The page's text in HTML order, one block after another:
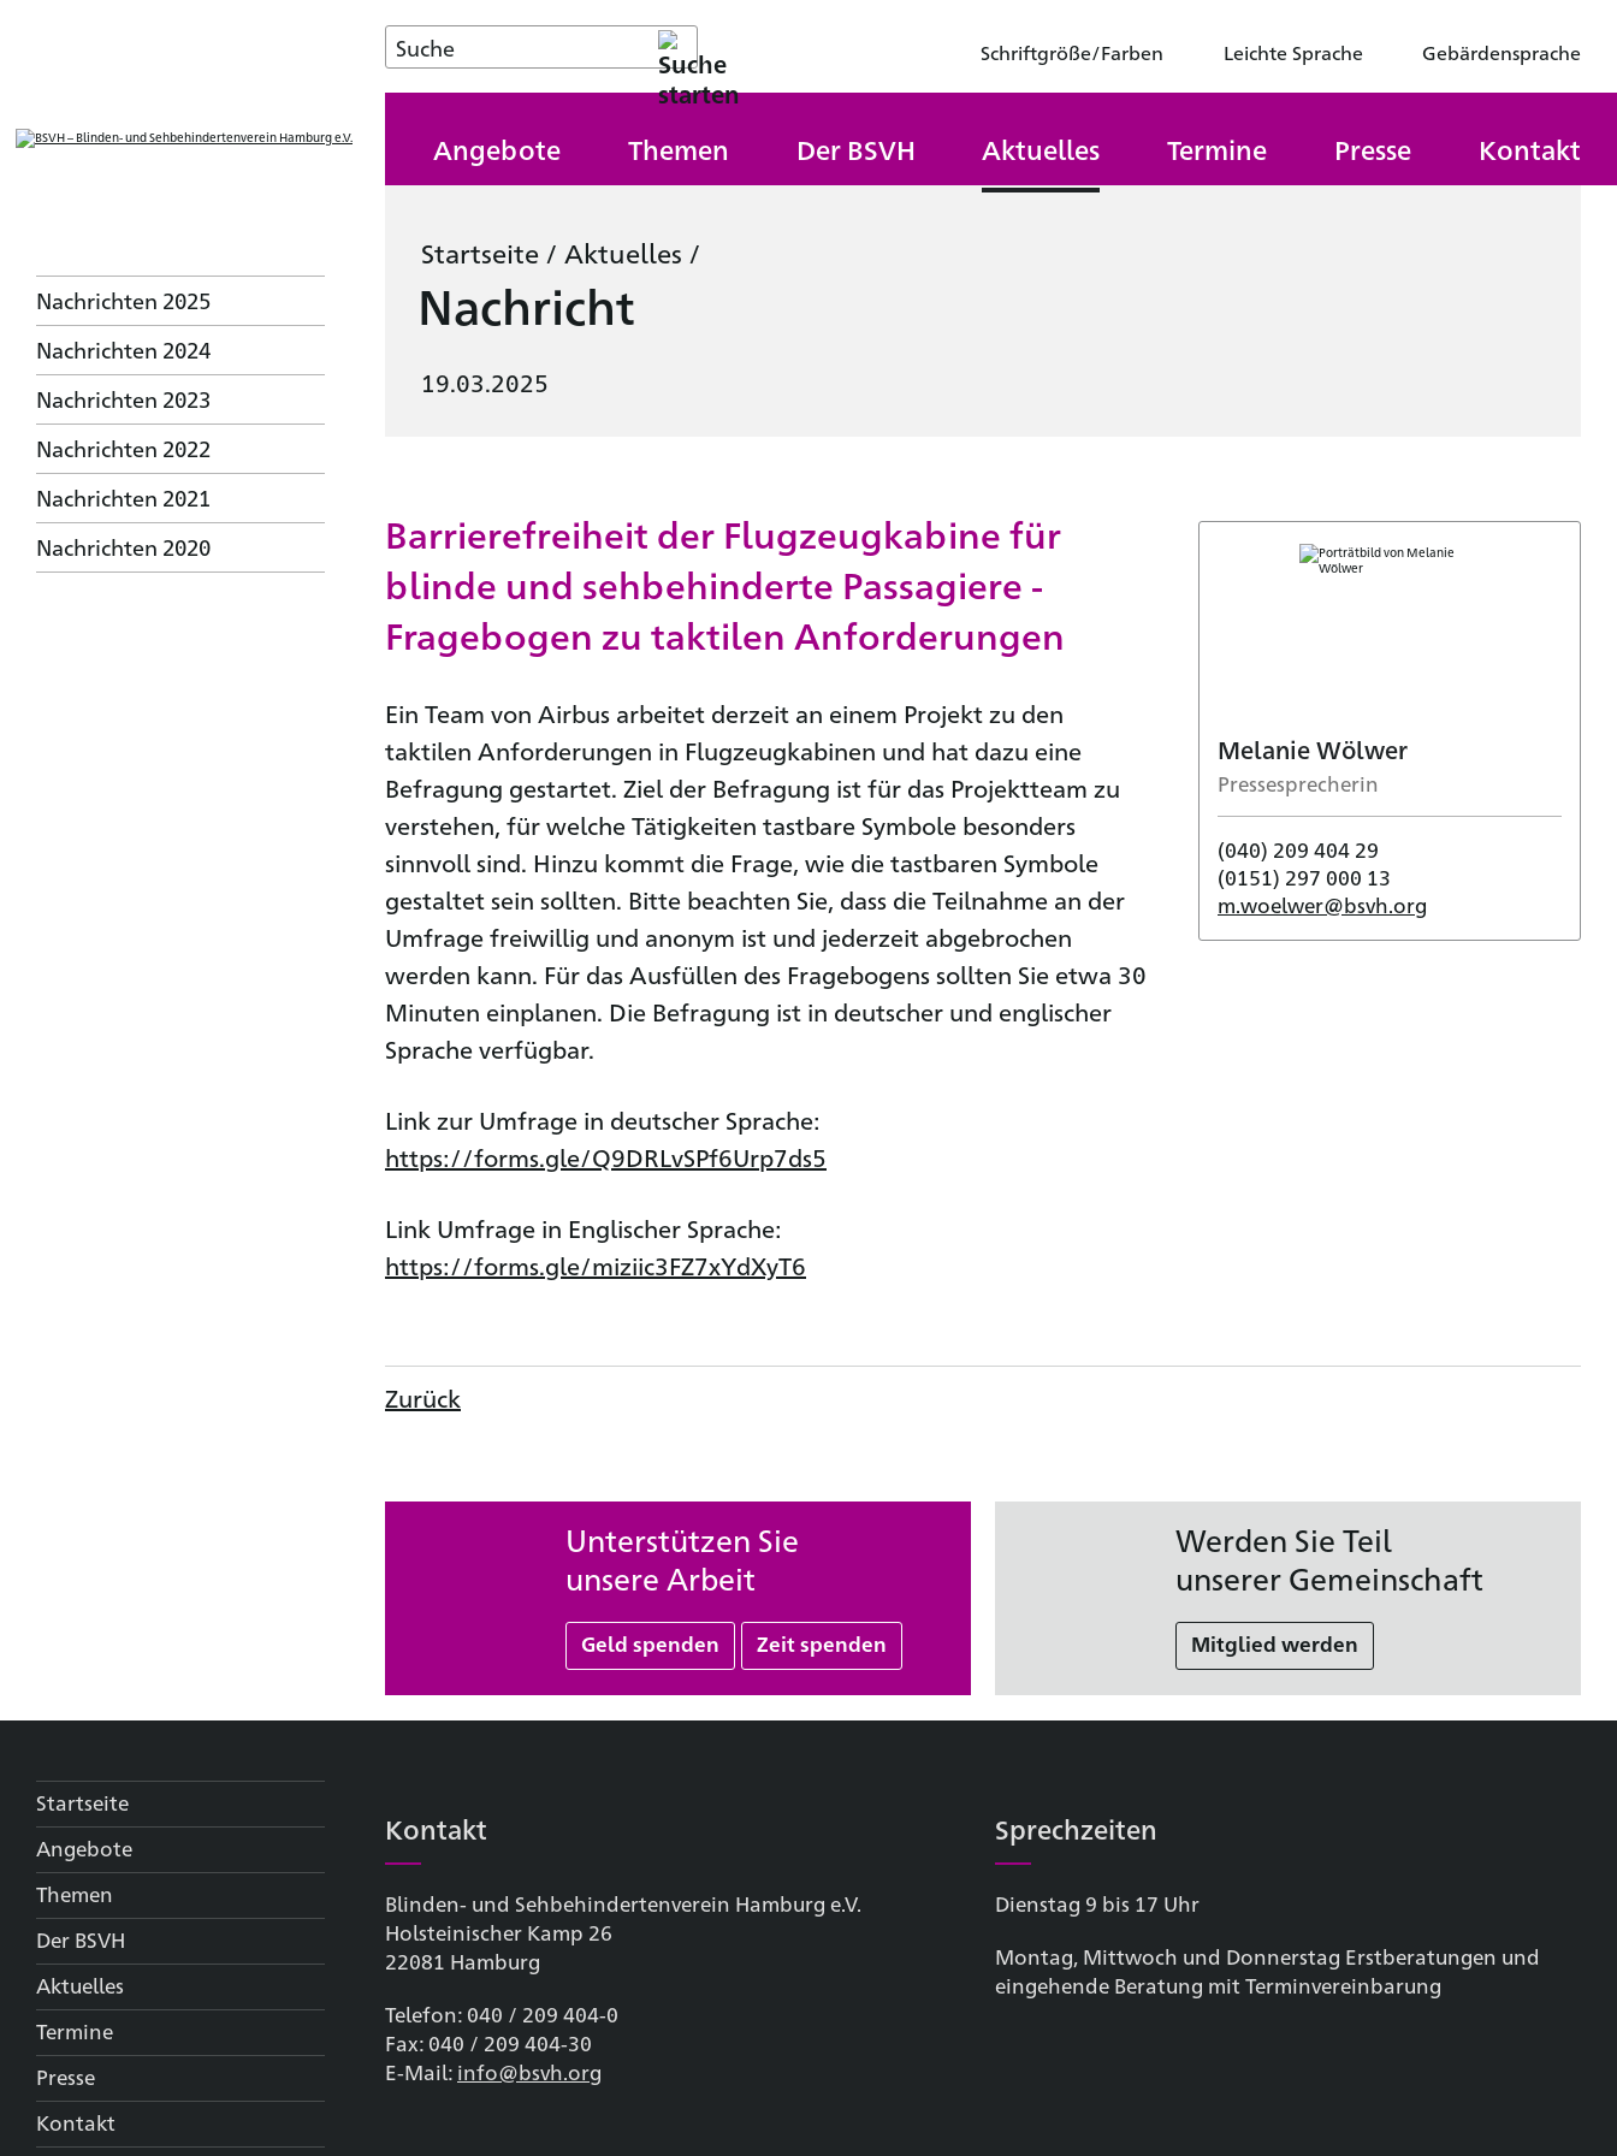
Schriftgröße/Farben Leichte Sprache Gebärdensprache
Angebote Themen Der BSVH Aktuelles Termine Presse Kontakt
Nachrichten 2025
Nachrichten 2024
Nachrichten 2023
Nachrichten 2022
Nachrichten 2021
Nachrichten 2020
Startseite / Aktuelles /
Nachricht
19.03.2025
Barrierefreiheit der Flugzeugkabine für
blinde und sehbehinderte Passagiere -
Fragebogen zu taktilen Anforderungen
Ein Team von Airbus arbeitet derzeit an einem Projekt zu den
taktilen Anforderungen in Flugzeugkabinen und hat dazu eine
Befragung gestartet. Ziel der Befragung ist für das Projektteam zu
verstehen, für welche Tätigkeiten tastbare Symbole besonders
sinnvoll sind. Hinzu kommt die Frage, wie die tastbaren Symbole
gestaltet sein sollten. Bitte beachten Sie, dass die Teilnahme an der
Umfrage freiwillig und anonym ist und jederzeit abgebrochen
werden kann. Für das Ausfüllen des Fragebogens sollten Sie etwa 30
Minuten einplanen. Die Befragung ist in deutscher und englischer
Sprache verfügbar.
Link zur Umfrage in deutscher Sprache:
https://forms.gle/Q9DRLvSPf6Urp7ds5
Link Umfrage in Englischer Sprache:
https://forms.gle/miziic3FZ7xYdXyT6
Melanie Wölwer
Pressesprecherin
(040) 209 404 29
(0151) 297 000 13
m.woelwer@bsvh.org
Zurück
Unterstützen Sie
unsere Arbeit
Geld spenden Zeit spenden
Werden Sie Teil
unserer Gemeinschaft
Mitglied werden
Startseite
Angebote
Themen
Der BSVH
Aktuelles
Termine
Presse
Kontakt
Kontakt
Blinden- und Sehbehinderten­verein Hamburg e.V.
Holsteinischer Kamp 26
22081 Hamburg
Telefon: 040 / 209 404-0
Fax: 040 / 209 404-30
E-Mail: info@bsvh.org
Sprechzeiten
Dienstag 9 bis 17 Uhr
Montag, Mittwoch und Donnerstag Erstberatungen und
eingehende Beratung mit Terminvereinbarung